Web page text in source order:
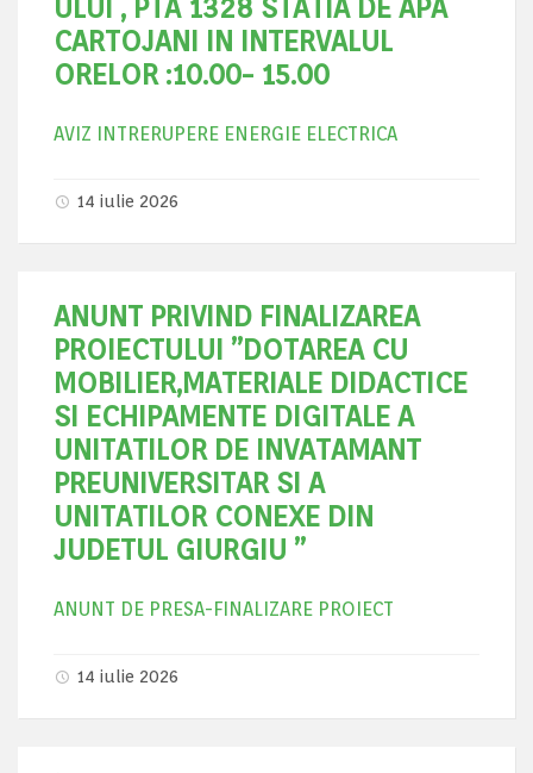
ULUI , PTA 1328 STATIA DE APA
CARTOJANI IN INTERVALUL
ORELOR :10.00- 15.00
AVIZ INTRERUPERE ENERGIE ELECTRICA
14 iulie 2026
ANUNT PRIVIND FINALIZAREA
PROIECTULUI ”DOTAREA CU
MOBILIER,MATERIALE DIDACTICE
SI ECHIPAMENTE DIGITALE A
UNITATILOR DE INVATAMANT
PREUNIVERSITAR SI A
UNITATILOR CONEXE DIN
JUDETUL GIURGIU ”
ANUNT DE PRESA-FINALIZARE PROIECT
14 iulie 2026